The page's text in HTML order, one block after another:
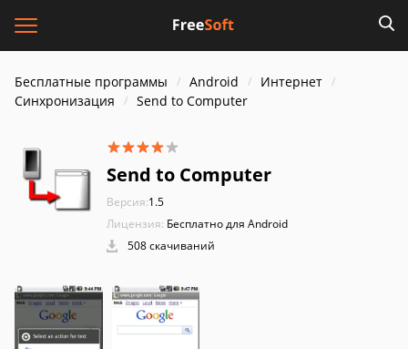
Бесплатные программы Android
Интернет
Синхронизация
Send to Computer
Send to Computer
Версия:1.5
Лицензия: Бесплатно для Android
508 скачиваний